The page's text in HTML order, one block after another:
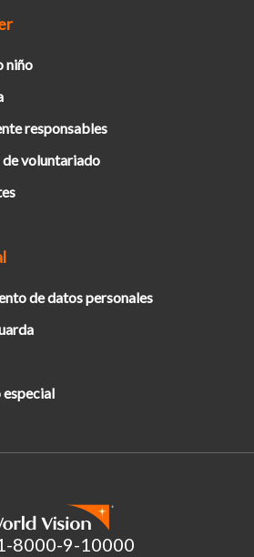
niño
responsables
voluntariado
de datos personales
8000-9-10000